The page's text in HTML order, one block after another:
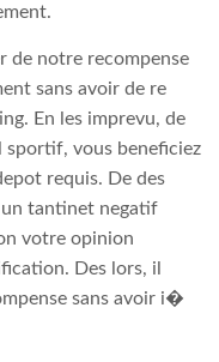
de notre recompense
sans avoir de re
En les imprevu, de
sportif, vous beneficiez
requis. De des
un tantinet negatif
votre opinion
Des lors, il
sans avoir i�